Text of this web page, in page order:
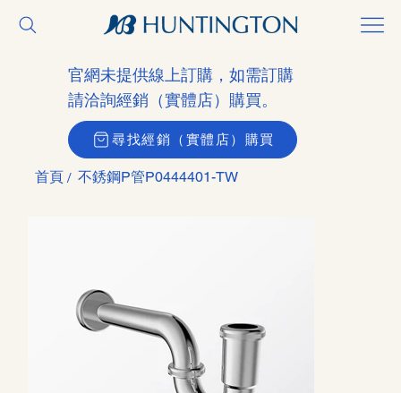
首頁 / 不銹鋼P管P0444401-TW
官網未提供線上訂購，如需訂購
請洽詢經銷（實體店）購買。
尋找經銷（實體店）購買